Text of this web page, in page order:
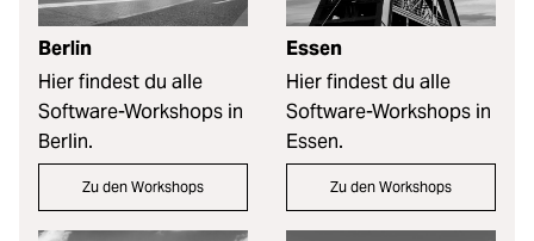
Berlin
Hier findest du alle
Software-Workshops in
Berlin.
Zu den Workshops
Essen
Hier findest du alle
Software-Workshops in
Essen.
Zu den Workshops